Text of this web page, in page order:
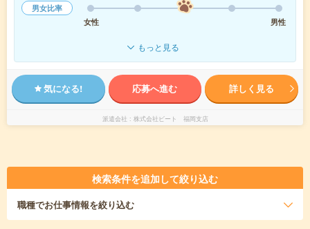
男女比率
女性
男性
もっと見る
気になる! 応募へ進む 詳しく見る
派遣会社 株式会社ビート 福岡支店
検索条件を追加して絞り込む
職種でお仕事情報を絞り込む